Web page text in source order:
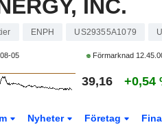
INC.
ENPH US29355A1079
05 Förmarknad
39,16 +0,54
Nyheter Företag